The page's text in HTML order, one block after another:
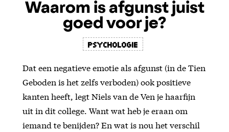
Waarom is afgunst juist
goed voor je?
Psychologie
Dat een negatieve emotie als afgunst (in de Tien
Geboden is het zelfs verboden) ook positieve
kanten heeft, legt Niels van de Ven je haarfijn
uit in dit college. Want wat heb je eraan om
iemand te benijden? En wat is nou het verschil